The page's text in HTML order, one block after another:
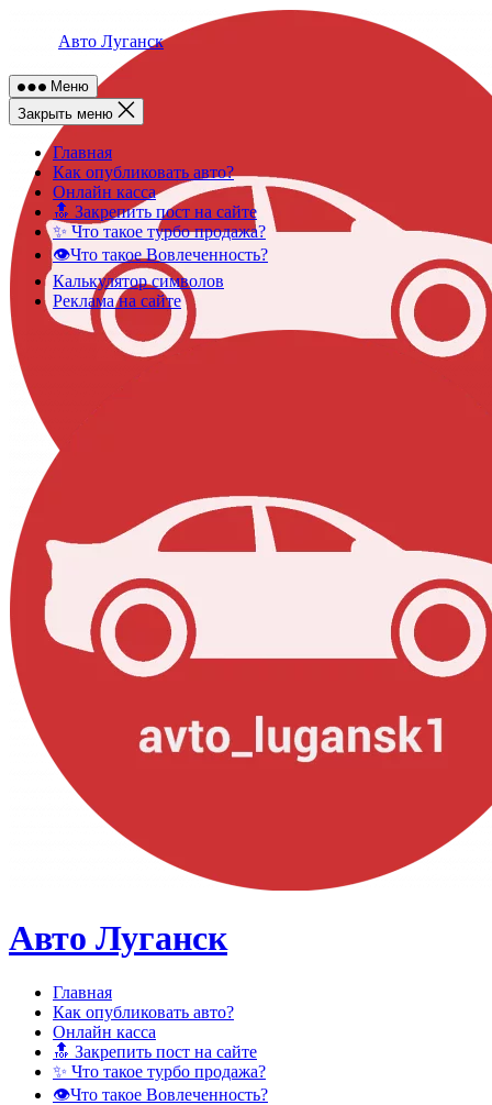
Авто Луганск
Меню
Закрыть меню
Главная
Как опубликовать авто?
Онлайн касса
🔝 Закрепить пост на сайте
✨ Что такое турбо продажа?
👁️Что такое Вовлеченность?
Калькулятор символов
Реклама на сайте
Авто Луганск
Главная
Как опубликовать авто?
Онлайн касса
🔝 Закрепить пост на сайте
✨ Что такое турбо продажа?
👁️Что такое Вовлеченность?